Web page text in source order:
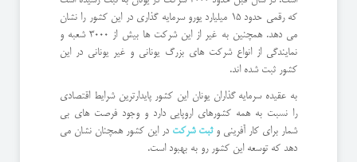
که رقمی حدود 15 میلیارد یورو سرمایه گذاری در این کشور را نشان
می دهد. همچنین به غیر از این شرکت ها بیش از 3000 شعبه و
نمایندگی از انواع شرکت های بزرگ یونانی و غیر یونانی در این
کشور ثبت شده اند.
به عقیده سرمایه گذاران یونان این کشور پایدارترین شرایط اقتصادی
را نسبت به همه کشورهای اروپایی دارد و وجود فرصت های بی
شمار برای کار آفرینی وثبت شرکت در این کشور همچنان نشان می
دهد که توسعه این کشور رو به بهبود است.